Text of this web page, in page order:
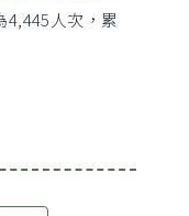
4,445人次，累